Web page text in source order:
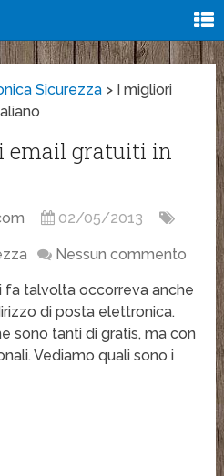
Sicurezza >
I migliori
email gratuiti in
02/05/2013
Nessun commento
fa talvolta occorreva anche
di posta elettronica.
sono tanti di gratis, ma con
Vediamo quali sono i